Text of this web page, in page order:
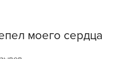
моего сердца